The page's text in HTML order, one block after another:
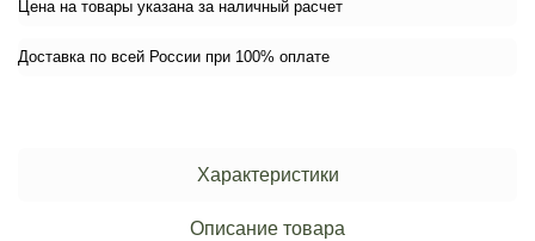
Цена на товары указана за наличный расчет
Доставка по всей России при 100% оплате
Характеристики
Описание товара